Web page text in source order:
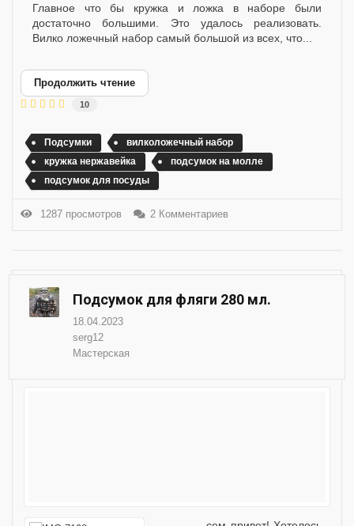
Главное что бы кружка и ложка в наборе были
достаточно большими. Это удалось реализовать.
Вилко ложечный набор самый большой из всех, что...
Продолжить чтение
10
Подсумки
вилколожечный набор
кружка нержавейка
подсумок на молле
подсумок для посуды
1287 просмотров 2 Комментариев
Подсумок для фляги 280 мл.
18.04.2023
serg12
Мастерская